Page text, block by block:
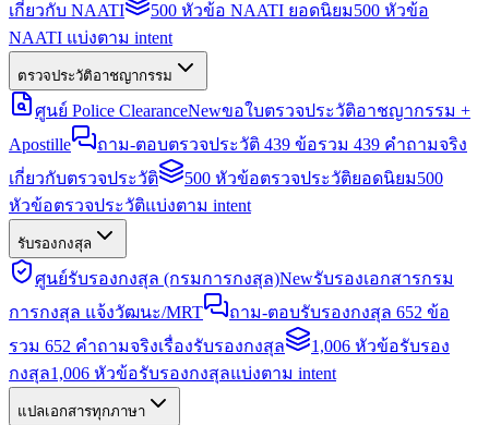
เกี่ยวกับ NAATI
500 หัวข้อ NAATI ยอดนิยม500 หัวข้อ
NAATI แบ่งตาม intent
ตรวจประวัติอาชญากรรม
ศูนย์ Police ClearanceNewขอใบตรวจประวัติอาชญากรรม +
Apostille
ถาม-ตอบตรวจประวัติ 439 ข้อรวม 439 คำถามจริง
เกี่ยวกับตรวจประวัติ
500 หัวข้อตรวจประวัติยอดนิยม500
หัวข้อตรวจประวัติแบ่งตาม intent
รับรองกงสุล
ศูนย์รับรองกงสุล (กรมการกงสุล)Newรับรองเอกสารกรม
การกงสุล แจ้งวัฒนะ/MRT
ถาม-ตอบรับรองกงสุล 652 ข้อ
รวม 652 คำถามจริงเรื่องรับรองกงสุล
1,006 หัวข้อรับรอง
กงสุล1,006 หัวข้อรับรองกงสุลแบ่งตาม intent
แปลเอกสารทุกภาษา